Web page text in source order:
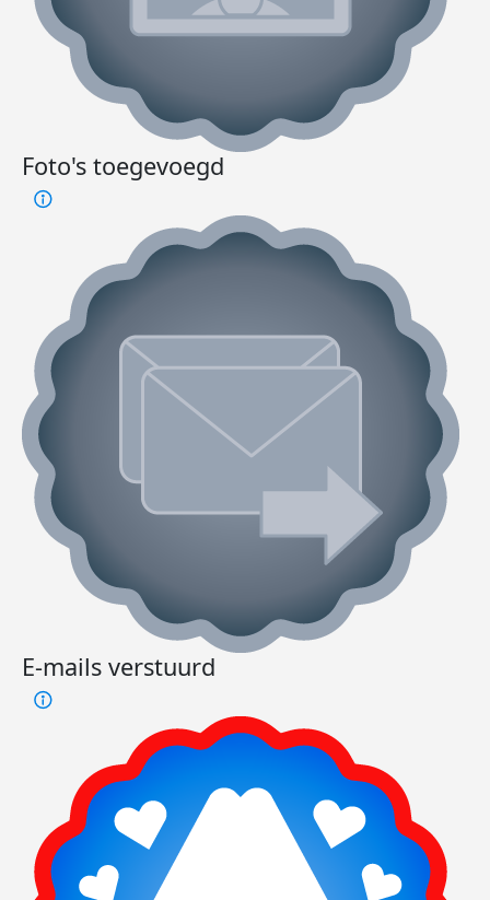
Foto's toegevoegd
E-mails verstuurd